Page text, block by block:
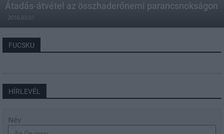
Átadás-átvétel az összhaderőnemi parancsnokságon
2016.03.01
FUCSKU
HÍRLEVÉL
Név